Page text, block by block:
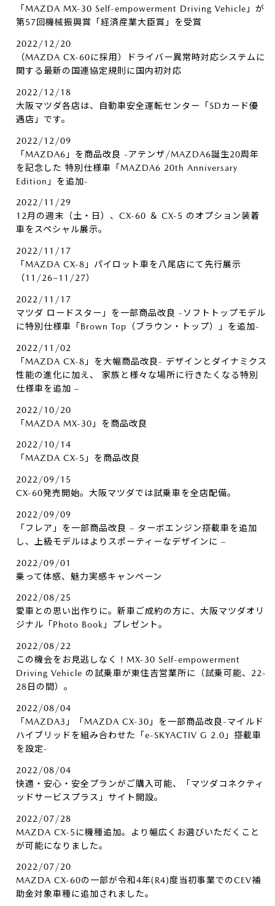
「MAZDA MX-30 Self-empowerment Driving Vehicle」が
第57回機械振興賞「経済産業大臣賞」を受賞
2022/12/20
（MAZDA CX-60に採用）ドライバー異常時対応システムに
関する最新の国連協定規則に国内初対応
2022/12/18
大阪マツダ各店は、自動車安全運転センター「SDカード優
遇店」です。
2022/12/09
「MAZDA6」を商品改良 -アテンザ/MAZDA6誕生20周年
を記念した 特別仕様車「MAZDA6 20th Anniversary
Edition」を追加-
2022/11/29
12月の週末（土・日）、CX-60 ＆ CX-5 のオプション装着
車をスペシャル展示。
2022/11/17
「MAZDA CX-8」パイロット車を八尾店にて先行展示
（11/26~11/27）
2022/11/17
マツダ ロードスター」を一部商品改良 -ソフトトップモデル
に特別仕様車「Brown Top（ブラウン・トップ）」を追加-
2022/11/02
「MAZDA CX-8」を大幅商品改良- デザインとダイナミクス
性能の進化に加え、 家族と様々な場所に行きたくなる特別
仕様車を追加 –
2022/10/20
「MAZDA MX-30」を商品改良
2022/10/14
「MAZDA CX-5」を商品改良
2022/09/15
CX-60発売開始。大阪マツダでは試乗車を全店配備。
2022/09/09
「フレア」を一部商品改良 – ターボエンジン搭載車を追加
し、上級モデルはよりスポーティーなデザインに –
2022/09/01
乗って体感、魅力実感キャンペーン
2022/08/25
愛車との思い出作りに。新車ご成約の方に、大阪マツダオリ
ジナル「Photo Book」プレゼント。
2022/08/22
この機会をお見逃しなく！MX-30 Self-empowerment
Driving Vehicle の試乗車が東住吉営業所に（試乗可能、22-
28日の間）。
2022/08/04
「MAZDA3」「MAZDA CX-30」を一部商品改良-マイルド
ハイブリッドを組み合わせた「e-SKYACTIV G 2.0」搭載車
を設定-
2022/08/04
快適・安心・安全プランがご購入可能、「マツダコネクティ
ッドサービスプラス」サイト開設。
2022/07/28
MAZDA CX-5に機種追加。より幅広くお選びいただくこと
が可能になりました。
2022/07/20
MAZDA CX-60の一部が令和4年(R4)度当初事業でのCEV補
助金対象車種に追加されました。